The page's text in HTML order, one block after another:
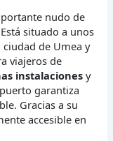
nudo de
situado a unos
de Umea y
viajeros de
instalaciones y
garantiza
Gracias a su
accesible en